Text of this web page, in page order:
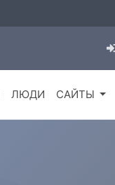
ЛЮДИ САЙТЫ